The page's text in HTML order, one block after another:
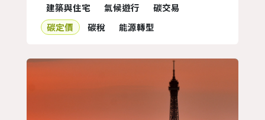
法版本，顯見各界對修法有極大共識，同
時環保署也自去年啟動溫管法修法，但期
修法版本提進立院審議，致力於...
建築與住宅
氣候遊行
碳交易
碳定價
碳稅 能源轉型